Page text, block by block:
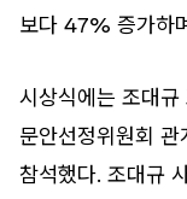
보다 47% 증가하
시상식에는 조대
문안선정위원회
참석했다. 조대규